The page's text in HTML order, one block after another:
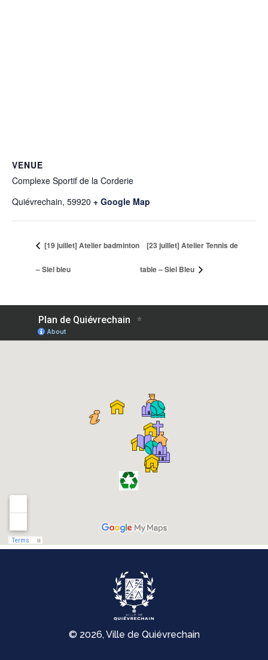
VENUE
Complexe Sportif de la Corderie
Quiévrechain, 59920 + Google Map
[19 juillet] Atelier badminton
– Siel bleu
[23 juillet] Atelier Tennis de
table – Siel Bleu
© 2026, Ville de Quiévrechain